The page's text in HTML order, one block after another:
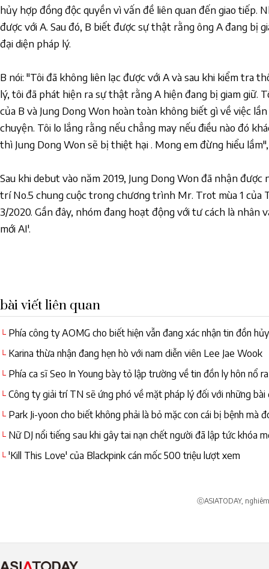
hủy hợp đồng độc quyền vì vấn đề liên quan đến giao tiếp.
được với A. Sau đó, B biết được sự thật rằng ông A đang bị
đại diện pháp lý.
B nói: "Tôi đã không liên lạc được với A và sau khi kiểm tra
lý, tôi đã phát hiện ra sự thật rằng A hiện đang bị giam giữ.
của B và Jung Dong Won hoàn toàn không biết gì về việc
chuyện. Tôi lo lắng rằng nếu chẳng may nếu điều nào đó
thì Jung Dong Won sẽ bị thiệt hại . Mong em đừng hiểu
Sau khi debut vào năm 2019, Jung Dong Won đã nhận
trí No.5 chung cuộc trong chương trình Mr. Trot mùa 1 của
3/2020. Gần đây, nhóm đang hoạt động với tư cách là nhân
mới AI'.
bài viết liên quan
└ Phía công ty AOMG cho biết hiện vẫn đang xác nhận tin đồn
└ Karina thừa nhận đang hẹn hò với nam diễn viên Lee Jae Wook
└ Phía ca sĩ Seo In Young bày tỏ lập trường về tin đồn ly hôn nổ
└ Công ty giải trí TN sẽ ứng phó về mặt pháp lý đối với những
└ Park Ji-yoon cho biết không phải là bỏ mặc con cái bị bệnh mà
└ Nữ DJ nổi tiếng sau khi gây tai nạn chết người đã lập tức khóa
└ 'Kill This Love' của Blackpink cán mốc 500 triệu lượt xem
ⓒASIATODAY,